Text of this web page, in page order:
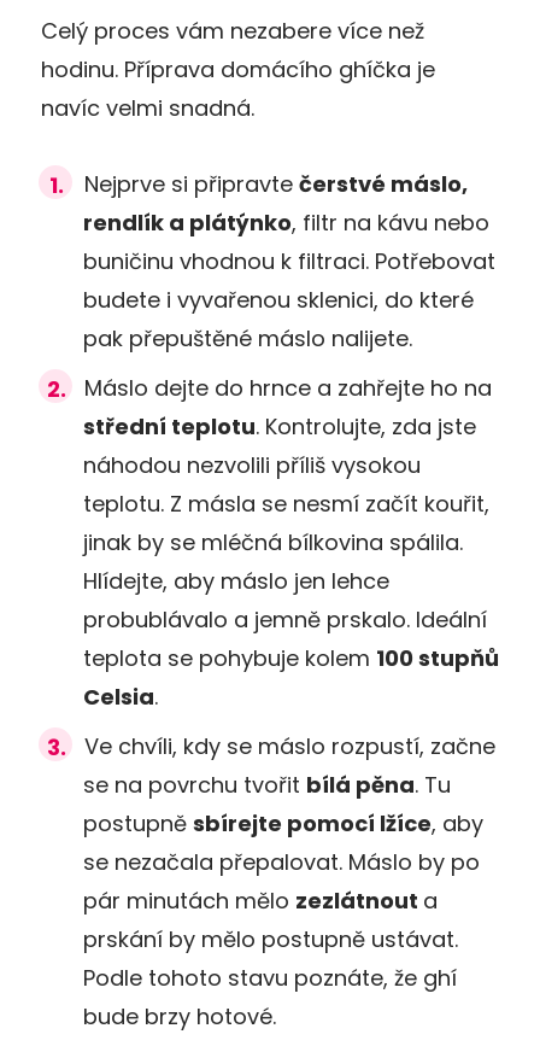
Celý proces vám nezabere více než
hodinu. Příprava domácího ghíčka je
navíc velmi snadná.
Nejprve si připravte čerstvé máslo,
rendlík a plátýnko, filtr na kávu nebo
buničinu vhodnou k filtraci. Potřebovat
budete i vyvařenou sklenici, do které
pak přepuštěné máslo nalijete.
Máslo dejte do hrnce a zahřejte ho na
střední teplotu. Kontrolujte, zda jste
náhodou nezvolili příliš vysokou
teplotu. Z másla se nesmí začít kouřit,
jinak by se mléčná bílkovina spálila.
Hlídejte, aby máslo jen lehce
probublávalo a jemně prskalo. Ideální
teplota se pohybuje kolem 100 stupňů
Celsia.
Ve chvíli, kdy se máslo rozpustí, začne
se na povrchu tvořit bílá pěna. Tu
postupně sbírejte pomocí lžíce, aby
se nezačala přepalovat. Máslo by po
pár minutách mělo zezlátnout a
prskání by mělo postupně ustávat.
Podle tohoto stavu poznáte, že ghí
bude brzy hotové.